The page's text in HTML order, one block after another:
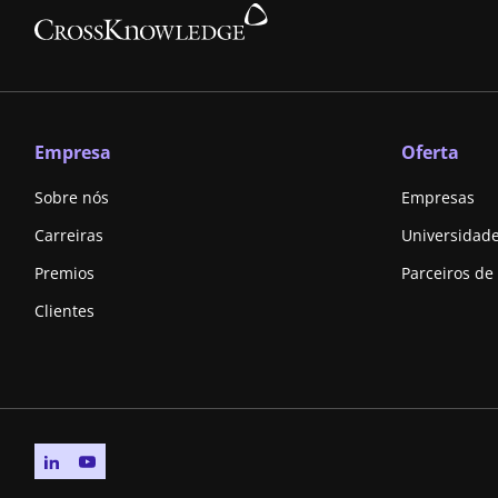
Empresa
Sobre nós
Carreiras
Premios
Clientes
Oferta
Empresas
Parceiros
Go to linkedin page
Go to youtube page